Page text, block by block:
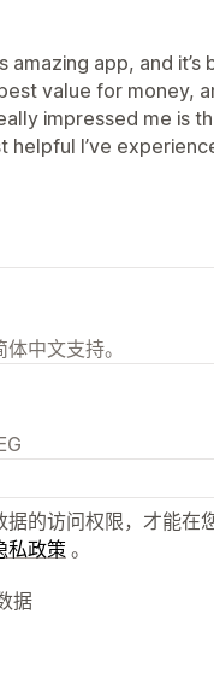
amazing app, and
value for money,
impressed me is
helpful I’ve
中文支持。
的访问权限，才能在
私政策 。
据